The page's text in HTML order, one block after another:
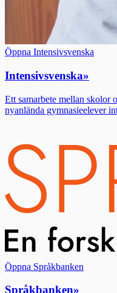
Öppna Intensivsvenska
Intensivsvenska»
Ett samarbete mellan skolor
nyanlända gymnasieelever
Öppna Språkbanken
Språkbanken»